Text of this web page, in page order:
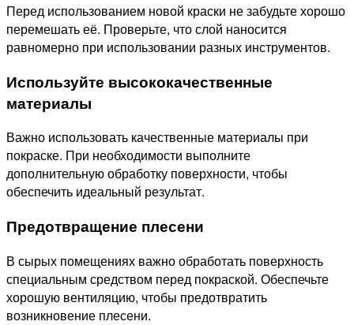
Перед использованием новой краски не забудьте хорошо
перемешать её. Проверьте, что слой наносится
равномерно при использовании разных инструментов.
Используйте высококачественные
материалы
Важно использовать качественные материалы при
покраске. При необходимости выполните
дополнительную обработку поверхности, чтобы
обеспечить идеальный результат.
Предотвращение плесени
В сырых помещениях важно обработать поверхность
специальным средством перед покраской. Обеспечьте
хорошую вентиляцию, чтобы предотвратить
возникновение плесени.